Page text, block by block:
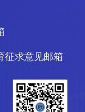
征求意见邮箱